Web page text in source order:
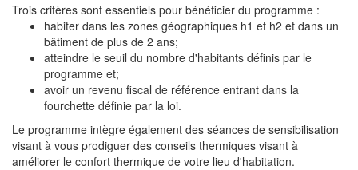
Trois critères sont essentiels pour bénéficier du programme :
habiter dans les zones géographiques h1 et h2 et dans un
bâtiment de plus de 2 ans;
atteindre le seuil du nombre d'habitants définis par le
programme et;
avoir un revenu fiscal de référence entrant dans la
fourchette définie par la loi.
Le programme intègre également des séances de sensibilisation
visant à vous prodiguer des conseils thermiques visant à
améliorer le confort thermique de votre lieu d'habitation.